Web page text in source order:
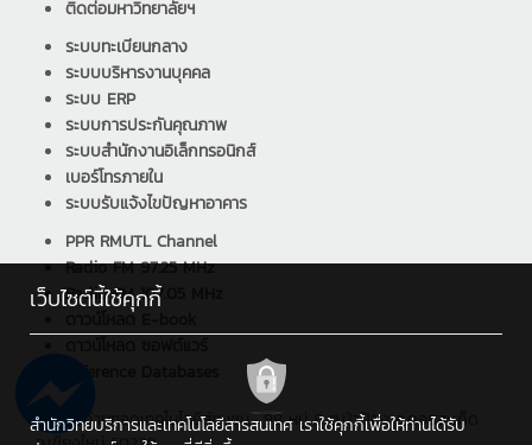
ติดต่อมหาวิทยาลัยฯ
ระบบทะเบียนกลาง
ระบบบริหารงานบุคคล
ระบบ ERP
ระบบการประกันคุณภาพ
ระบบสำนักงานอิเล็กทรอนิกส์
เบอร์โทรภายใน
ระบบรับแจ้งไขปัญหาอาคาร
PPR RMUTL Channel
Radio FM 97.25 MHz
Radio FM 107.05 MHz
ดาวน์โหลด E-book
Reference Databases
สถาบันถ่ายทอดเทคโนโลยีสู่ชุมชน : 98 หมู่ 8 ต.ป่าป้อง อ.ดอยสะเก็ด
เว็บไซต์นี้ใช้คุกกี้
สำนักวิทยบริการและเทคโนโลยีสารสนเทศ เราใช้คุกกี้เพื่อให้ท่านได้รับ